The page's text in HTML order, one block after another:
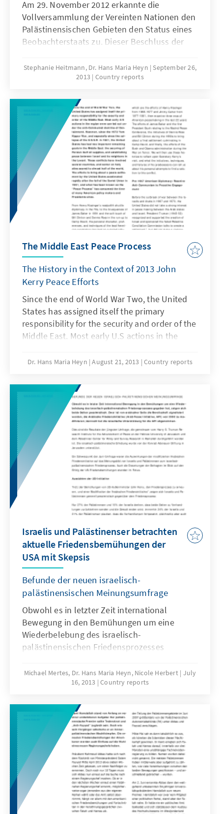
Am 29. November 2012 erkannte die
Vollversammlung der Vereinten Nationen den
Palästinensischen Gebieten den Status eines
Beobachterstaats zu. Dieser Beschluss der
deutliches Zeichen zu Gunsten des
palästinensischen Staatswerdungsprozesses.
Abschluss der Oslo-Verträge anhaltenden
Bemühungen, staatliche Strukturen in
Westjordanland und Gazastreifen zu
etablieren, weiter voran zu treiben.
Stephanie Heitmann, Dr. Hans Maria Heyn
September 26,
2013
Country reports
The Middle East Peace Process
The History in the Context of 2013 John
Kerry Peace Efforts
Since the end of World War Two, the United
States has assigned itself the primary
responsibility for the security and order of the
Middle East. Most early U.S actions in the
Communist doctrine of Containment.
especially since the collapse of the U.S.S.R. in
1991, the United States has had two
important remaining goals in the Middle East:
the securing of Persian Gulf oil supplies, and
establishing peace between Israel and its
neighbors in the Levant.
Dr. Hans Maria Heyn August 21, 2013 Country reports
Israelis und Palästinenser betrachten
aktuelle Friedensbemühungen der
USA mit Skepsis
Befunde der neuen israelisch-
palästinensischen Meinungsumfrage
Obwohl es in letzter Zeit international
Bewegung in den Bemühungen um eine
Wiederbelebung des israelisch-
palästinensischen Friedensprozesses
pessimistisch. Zwar ist von arabischer Seite
die Bereitschaft signalisiert worden, die
Initiative, API) von 2002 zu modifizieren;
dennoch hat die israelische Unterstützung für
die API abgenommen.
Michael Mertes, Dr. Hans Maria Heyn, Nicole Herbert July
16, 2013
Country reports